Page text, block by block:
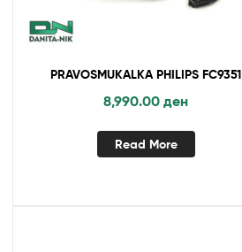
PRAVOSMUKALKA PHILIPS FC9351
8,990.00 ден
Read More